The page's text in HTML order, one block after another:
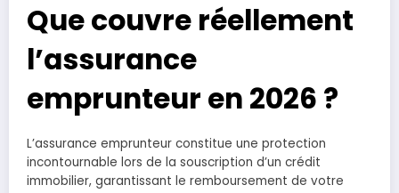
Que couvre réellement
l’assurance
emprunteur en 2026 ?
L’assurance emprunteur constitue une protection
incontournable lors de la souscription d’un crédit
immobilier, garantissant le remboursement de votre